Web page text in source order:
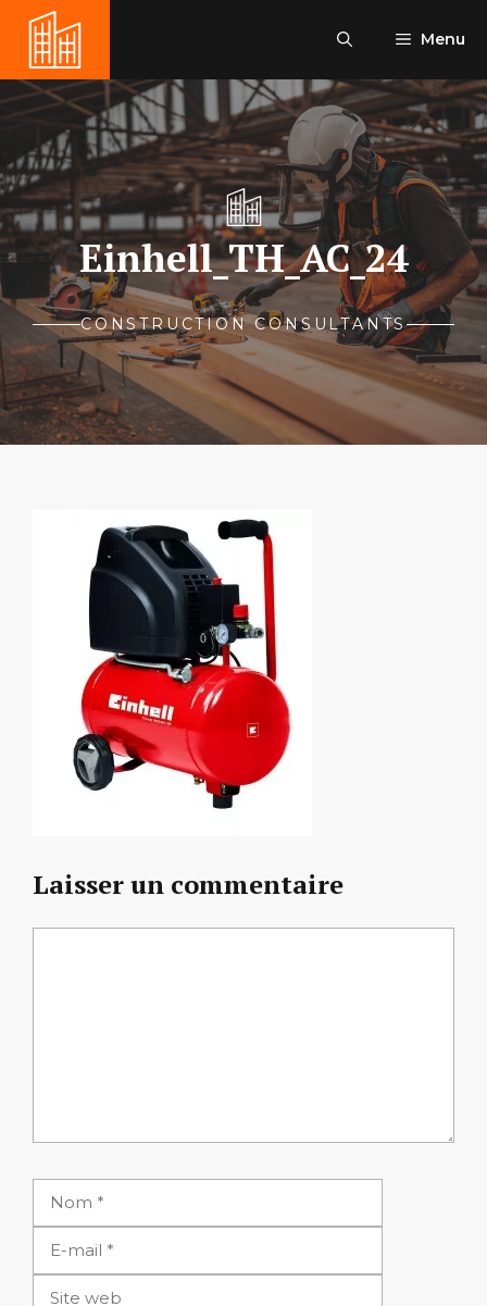
contenu
Menu
Einhell_TH_AC_24
CONSTRUCTION CONSULTANTS
Laisser un commentaire